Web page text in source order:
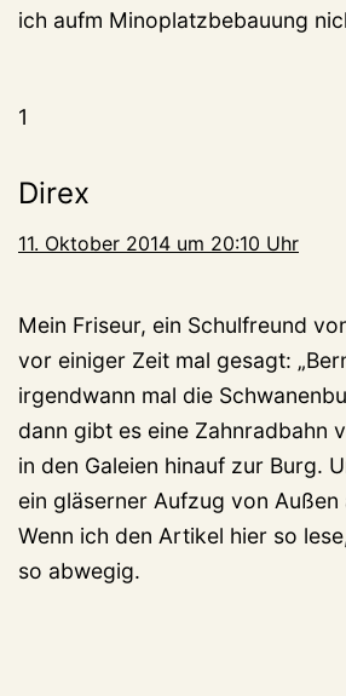
ich aufm Minoplatzbebauung
1
Direx
11. Oktober 2014 um 20:10 Uhr
Mein Friseur, ein Schulfreund
vor einiger Zeit mal gesagt:
irgendwann mal die
dann gibt es eine Zahnradbahn
in den Galeien hinauf zur Burg.
ein gläserner Aufzug von Außen
Wenn ich den Artikel hier so
so abwegig.